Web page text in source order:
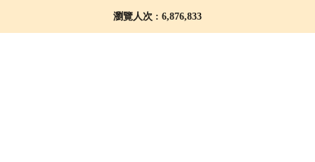
瀏覽人次 : 6,876,833